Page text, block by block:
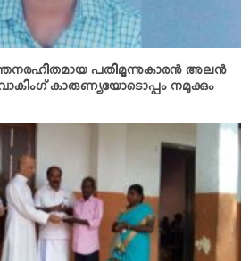
പതിമൂന്നുകാരന്‍ അലന്‍
കാരുണ്യയോടൊപ്പം നമുക്കും